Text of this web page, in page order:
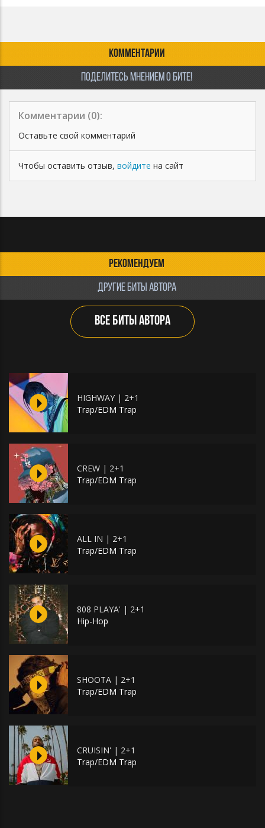
КОММЕНТАРИИ
ПОДЕЛИТЕСЬ МНЕНИЕМ О БИТЕ!
Комментарии (0):
Оставьте свой комментарий
Чтобы оставить отзыв, войдите на сайт
РЕКОМЕНДУЕМ
ДРУГИЕ БИТЫ АВТОРА
ВСЕ БИТЫ АВТОРА
HIGHWAY | 2+1
Trap/EDM Trap
CREW | 2+1
Trap/EDM Trap
ALL IN | 2+1
Trap/EDM Trap
808 PLAYA' | 2+1
Hip-Hop
SHOOTA | 2+1
Trap/EDM Trap
CRUISIN' | 2+1
Trap/EDM Trap